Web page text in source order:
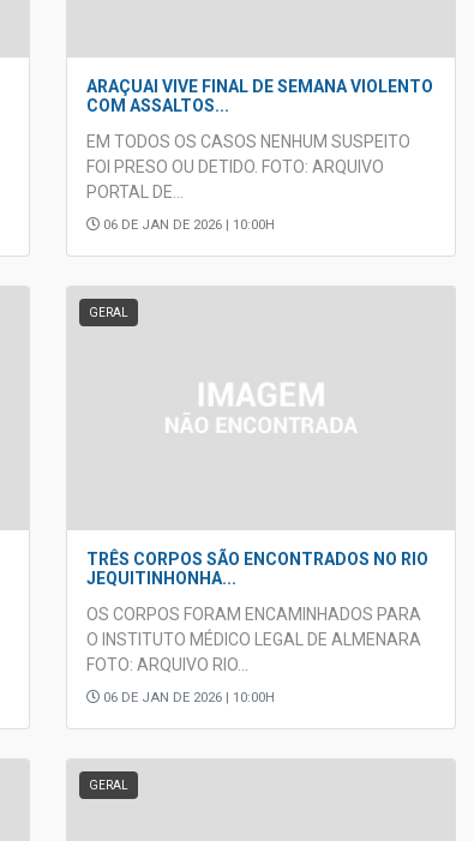
ARAÇUAI VIVE FINAL DE SEMANA VIOLENTO
COM ASSALTOS...
EM TODOS OS CASOS NENHUM SUSPEITO
FOI PRESO OU DETIDO. FOTO: ARQUIVO
PORTAL DE...
06 DE JAN DE 2026 | 10:00H
GERAL
TRÊS CORPOS SÃO ENCONTRADOS NO RIO
JEQUITINHONHA...
OS CORPOS FORAM ENCAMINHADOS PARA
O INSTITUTO MÉDICO LEGAL DE ALMENARA
FOTO: ARQUIVO RIO...
06 DE JAN DE 2026 | 10:00H
GERAL